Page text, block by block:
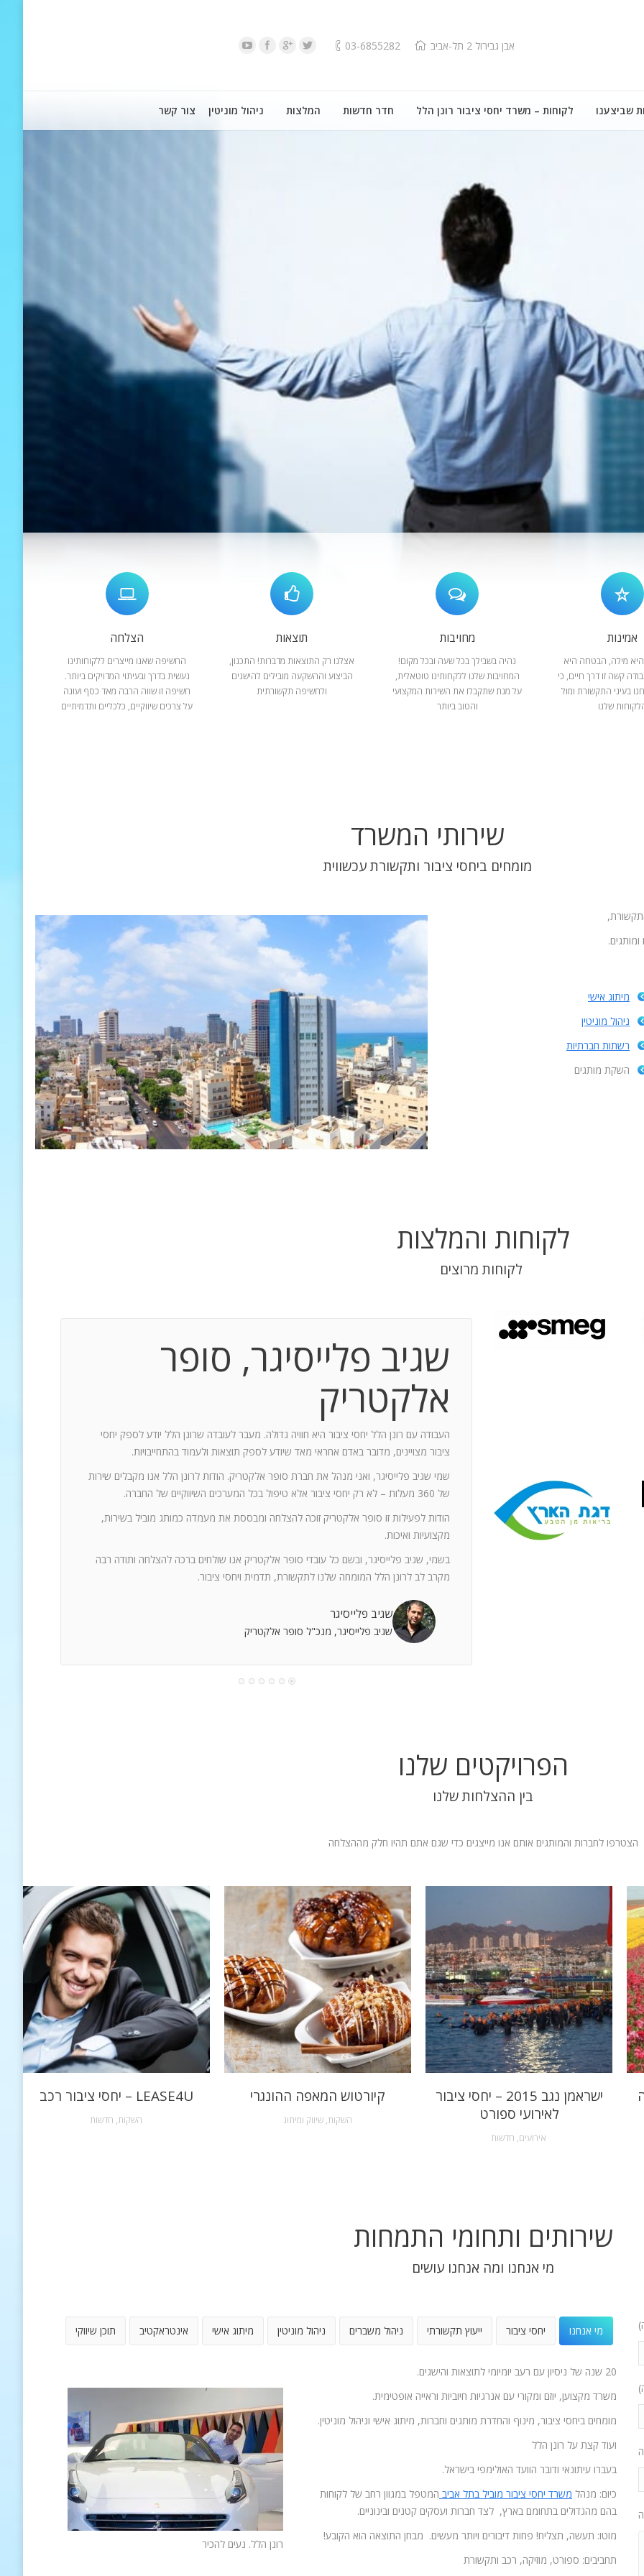
אבן גבירול 2 תל-אביב 03-6855282
שביצענו לקוחות – משרד יחסי ציבור רונן הלל חדר חדשות המלצות ניהול מוניטין צור קשר
אמינות
היא מילה, הבטחה היא
קשה זו דרך חיים, כי
בעיני התקשורת ומול
שלנו
מחויבות
נהיה בשבילך בכל שעה ובכל מקום!
המחויבות שלנו ללקחותינו טוטאלית,
על מנת שתקבלו את השירות המקצועי
והטוב ביותר
תוצאות
אצלנו רק התוצאות מדברות! התכנון,
הביצוע וההשקעה מובילים להישגים
ולחשיפה תקשורתית
הצלחה
החשיפה שאנו מייצרים ללקוחותינו
נעשית בדרך ובעיתוי המדויקים ביותר.
חשיפה זו שווה הרבה מאד כסף ועונה
על צרכים שיווקיים, כלכליים ותדמיתיים
שירותי המשרד
מומחים ביחסי ציבור ותקשורת עכשווית
מיתוג אישי
ניהול מוניטין
רשתות חברתיות
השקת מותגים
לקוחות והמלצות
לקוחות מרוצים
שגיב פלייסיגר, סופר
אלקטריק
העבודה עם רונן הלל יחסי ציבור היא חוויה גדולה. מעבר לעובדה שרונן הלל יודע לספק יחסי
ציבור מצויינים, מדובר באדם אחראי מאד שיודע לספק תוצאות ולעמוד בהתחייבויות.
שמי שגיב פלייסיגר, ואני מנהל את חברת סופר אלקטריק. הודות לרונן הלל אנו מקבלים שירות
של 360 מעלות – לא רק יחסי ציבור אלא טיפול בכל המערכים השיווקיים של החברה.
הודות לפעילות זו סופר אלקטריק זוכה להצלחה ומבססת את מעמדה כמותג מוביל בשירות,
מקצועיות ואיכות.
בשמי, שגיב פלייסיגר, ובשם כל עובדי סופר אלקטריק אנו שולחים ברכה להצלחה ותודה רבה
מקרב לב לרונן הלל המומחה שלנו לתקשורת, תדמית ויחסי ציבור.
שגיב פלייסיגר
שגיב פלייסיגר, מנכ"ל סופר אלקטריק
עבודה משותפת בת 10 שנים.
מספר תחנות: פארק מיני ישראל בלטרון,
, מדרבן ומייצר תקשורת יש
בך את היכולת להניע את כלל הצוות
חפץ ובקבועי זמן קצרים.
מימד פרסומי ומכיר את רזי הפעלתו. על אף
לצוות שלי ולי את התחושה, שרק אנו
שגורות בפיך. המאגר האנרגטי שלך בלתי
הפרויקטים שלנו
בין ההצלחות שלנו
הצטרפו לחברות והמותגים אותם אנו מייצגים כדי שגם אתם תהיו חלק מההצלחה
LEASE4U – יחסי ציבור רכב
השקות, חדשות
קיורטוש המאפה ההונגרי
השקות,שיווק ומיתוג
ישראמן נגב 2015 – יחסי ציבור
לאירועי ספורט
אירועים, חדשות
שירותים ותחומי התמחות
מי אנחנו ומה אנחנו עושים
מי אנחנו יחסי ציבור ייעוץ תקשורתי ניהול משברים ניהול מוניטין מיתוג אישי אינטראקטיב תוכן שיווקי
20 שנה של ניסיון עם רעב יומיומי לתוצאות והישגים.
רונן הלל. נעים להכיר
משרד מקצוען, יוזם ומקורי עם אנרגיות חיוביות וראייה אופטימית.
מומחים ביחסי ציבור, מינוף והחדרת מותגים וחברות, מיתוג אישי וניהול מוניטין.
ועוד קצת על רונן הלל
בעברו עיתונאי ודובר הוועד האולימפי בישראל.
כיום: מנהל משרד יחסי ציבור מוביל בתל אביב המטפל במגוון רחב של לקוחות
בהם מהגדולים בתחומם בארץ, לצד חברות ועסקים קטנים ובינוניים.
מוטו: תעשה, תצליח! פחות דיבורים ויותר מעשים. מבחן התוצאה הוא הקובע!
תחביבים: ספורט, מוזיקה, רכב ותקשורת